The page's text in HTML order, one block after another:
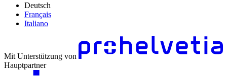
Deutsch
Français
Italiano
Mit Unterstützung von
Hauptpartner